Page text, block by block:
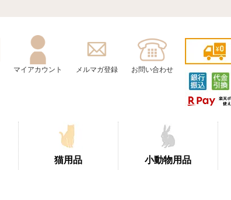
マイアカウント メルマガ登録 お問い合わせ
猫用品 小動物用品